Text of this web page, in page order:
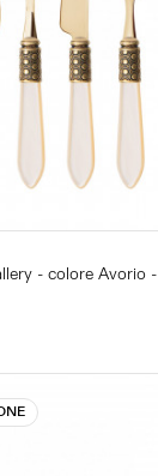
- colore Avorio -